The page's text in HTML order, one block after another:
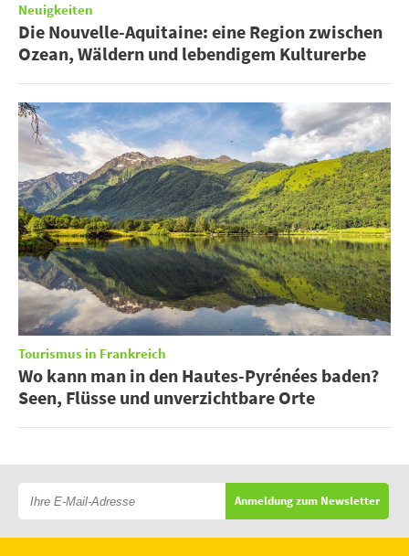
Neuigkeiten
Die Nouvelle-Aquitaine: eine Region zwischen
Ozean, Wäldern und lebendigem Kulturerbe
Tourismus in Frankreich
Wo kann man in den Hautes-Pyrénées baden?
Seen, Flüsse und unverzichtbare Orte
Anmeldung zum Newsletter